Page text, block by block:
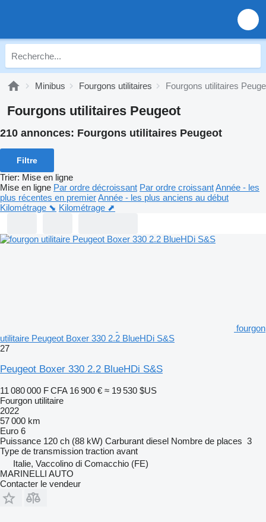
Minibus Fourgons utilitaires Fourgons utilitaires
Fourgons utilitaires Peugeot
210 annonces: Fourgons utilitaires Peugeot
Filtre
Trier: Mise en ligne
Mise en ligne Par ordre décroissant Par ordre croissantAnnée - les
plus récentes en premierAnnée - les plus anciens au début
Kilométrage ⬊ Kilométrage ⬈
fourgon
utilitaire Peugeot Boxer 330 2.2 BlueHDi S&S
27
Peugeot Boxer 330 2.2 BlueHDi S&S
11 080 000 F CFA 16 900 € ≈ 19 530 $US
Fourgon utilitaire
2022
57 000 km
Euro 6
Puissance 120 ch (88 kW) Carburant diesel Nombre de places 3
Type de transmission traction avant
Italie, Vaccolino di Comacchio (FE)
MARINELLI AUTO
Contacter le vendeur